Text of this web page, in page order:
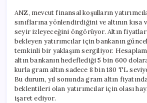
ANZ, mevcut finansal koşulların
sınıflarına yönlendirdiğini ve altının kısa
seyir izleyeceğini öngörüyor. Altın
bekleyen yatırımcılar için bankanın
temkinli bir yaklaşım sergiliyor.
altın bankanın hedeflediği 5 bin 600
kurla gram altın sadece 8 bin 180 TL
Bu durum, yıl sonunda gram altın
beklentileri olan yatırımcılar için olası
işaret ediyor.